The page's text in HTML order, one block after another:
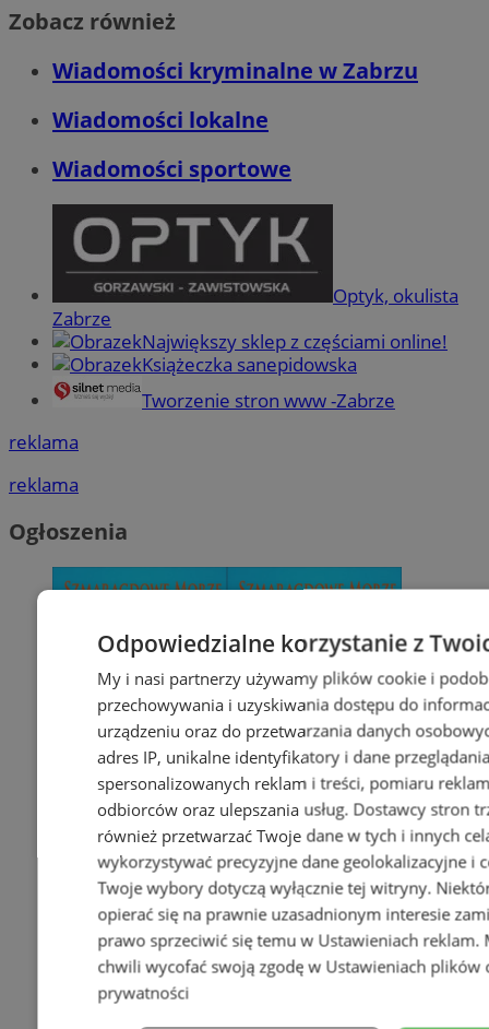
Zobacz również
Wiadomości kryminalne w Zabrzu
Wiadomości lokalne
Wiadomości sportowe
Optyk, okulista
Zabrze
Największy sklep z częściami online!
Książeczka sanepidowska
Tworzenie stron www -Zabrze
reklama
reklama
Ogłoszenia
Odpowiedzialne korzystanie z
My i nasi partnerzy używamy plików cookie i
przechowywania i uzyskiwania dostępu do
urządzeniu oraz do przetwarzania danych
adres IP, unikalne identyfikatory i dane
spersonalizowanych reklam i treści, pomiaru
odbiorców oraz ulepszania usług. Dostawcy stron
również przetwarzać Twoje dane w tych i innych
wykorzystywać precyzyjne dane geolokalizacyjne i
Twoje wybory dotyczą wyłącznie tej witryny.
opierać się na prawnie uzasadnionym interesie
prawo sprzeciwić się temu w Ustawieniach reklam.
chwili wycofać swoją zgodę w Ustawieniach plików
prywatności